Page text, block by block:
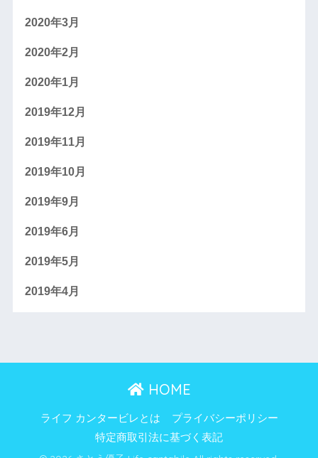
2020年3月
2020年2月
2020年1月
2019年12月
2019年11月
2019年10月
2019年9月
2019年6月
2019年5月
2019年4月
HOME
ライフ カンタービレとは
プライバシーポリシー
特定商取引法に基づく表記